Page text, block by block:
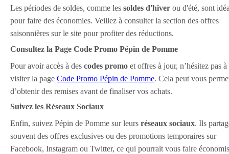
Les périodes de soldes, comme les soldes d'hiver ou d'été, sont
pour faire des économies. Veillez à consulter la section des offres
saisonnières sur le site pour profiter des réductions.
Consultez la Page Code Promo Pépin de Pomme
Pour avoir accès à des codes promo et offres à jour, n’hésitez pas à
visiter la page Code Promo Pépin de Pomme. Cela peut vous
d’obtenir des remises avant de finaliser vos achats.
Suivez les Réseaux Sociaux
Enfin, suivez Pépin de Pomme sur leurs réseaux sociaux. Ils
souvent des offres exclusives ou des promotions temporaires sur
Facebook, Instagram ou Twitter, ce qui pourrait vous faire